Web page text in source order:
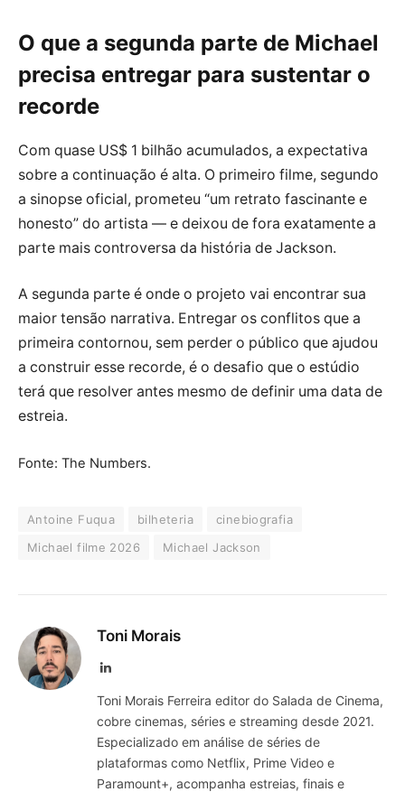
O que a segunda parte de Michael
precisa entregar para sustentar o
recorde
Com quase US$ 1 bilhão acumulados, a expectativa
sobre a continuação é alta. O primeiro filme, segundo
a sinopse oficial, prometeu “um retrato fascinante e
honesto” do artista — e deixou de fora exatamente a
parte mais controversa da história de Jackson.
A segunda parte é onde o projeto vai encontrar sua
maior tensão narrativa. Entregar os conflitos que a
primeira contornou, sem perder o público que ajudou
a construir esse recorde, é o desafio que o estúdio
terá que resolver antes mesmo de definir uma data de
estreia.
Fonte: The Numbers.
Antoine Fuqua bilheteria
cinebiografia
Michael filme 2026
Michael Jackson
Toni Morais
LinkedIn
Toni Morais Ferreira editor do Salada de Cinema,
cobre cinemas, séries e streaming desde 2021.
Especializado em análise de séries de
plataformas como Netflix, Prime Video e
Paramount+, acompanha estreias, finais e